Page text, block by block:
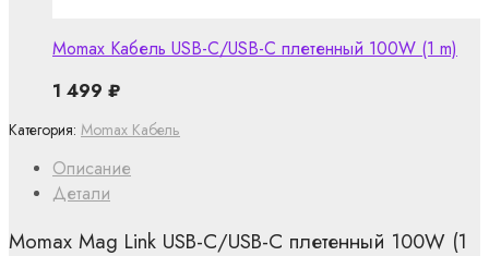
Описание
Детали
Momax Mag Link USB-C/USB-C плетенный 100W (1
Категория: Momax Кабель
Momax Кабель USB-C/USB-C плетенный 100W (1 m)
1 499 ₽